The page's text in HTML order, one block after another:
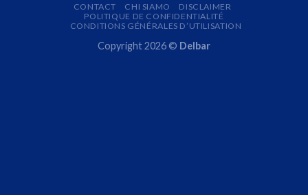
CONTACT CHI SIAMO
DISCLAIMER
POLITIQUE DE CONFIDENTIALITÉ
CONDITIONS GÉNÉRALES D’UTILISATION
Copyright 2026 © Delbar